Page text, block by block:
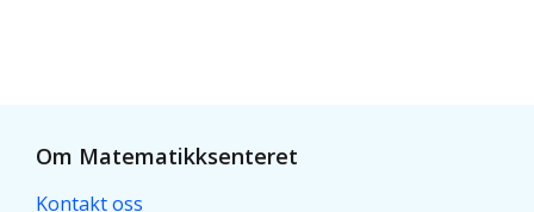
Om Matematikksenteret
Kontakt oss